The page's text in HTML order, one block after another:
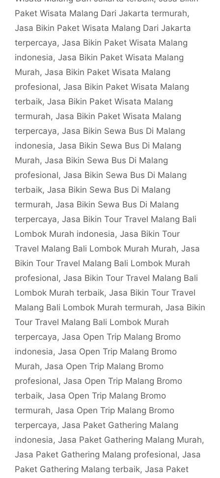
Paket Wisata Malang Dari Jakarta termurah,
Jasa Bikin Paket Wisata Malang Dari Jakarta
terpercaya, Jasa Bikin Paket Wisata Malang
indonesia, Jasa Bikin Paket Wisata Malang
Murah, Jasa Bikin Paket Wisata Malang
profesional, Jasa Bikin Paket Wisata Malang
terbaik, Jasa Bikin Paket Wisata Malang
termurah, Jasa Bikin Paket Wisata Malang
terpercaya, Jasa Bikin Sewa Bus Di Malang
indonesia, Jasa Bikin Sewa Bus Di Malang
Murah, Jasa Bikin Sewa Bus Di Malang
profesional, Jasa Bikin Sewa Bus Di Malang
terbaik, Jasa Bikin Sewa Bus Di Malang
termurah, Jasa Bikin Sewa Bus Di Malang
terpercaya, Jasa Bikin Tour Travel Malang Bali
Lombok Murah indonesia, Jasa Bikin Tour
Travel Malang Bali Lombok Murah Murah, Jasa
Bikin Tour Travel Malang Bali Lombok Murah
profesional, Jasa Bikin Tour Travel Malang Bali
Lombok Murah terbaik, Jasa Bikin Tour Travel
Malang Bali Lombok Murah termurah, Jasa Bikin
Tour Travel Malang Bali Lombok Murah
terpercaya, Jasa Open Trip Malang Bromo
indonesia, Jasa Open Trip Malang Bromo
Murah, Jasa Open Trip Malang Bromo
profesional, Jasa Open Trip Malang Bromo
terbaik, Jasa Open Trip Malang Bromo
termurah, Jasa Open Trip Malang Bromo
terpercaya, Jasa Paket Gathering Malang
indonesia, Jasa Paket Gathering Malang Murah,
Jasa Paket Gathering Malang profesional, Jasa
Paket Gathering Malang terbaik, Jasa Paket